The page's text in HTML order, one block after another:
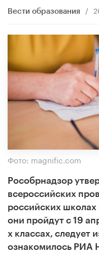
Вести образования /
Фото: magnific.com
Рособрнадзор
всероссийских
российских школах
они пройдут с 19
х классах, следует
ознакомилось РИА